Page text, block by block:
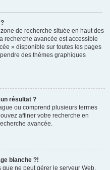
de recherche située en haut des
recherche avancée est accessible
» disponible sur toutes les pages
des thèmes graphiques
résultat ?
ou comprend plusieurs termes
affiner votre recherche en
avancée.
blanche ?!
ne peut gérer le serveur Web.